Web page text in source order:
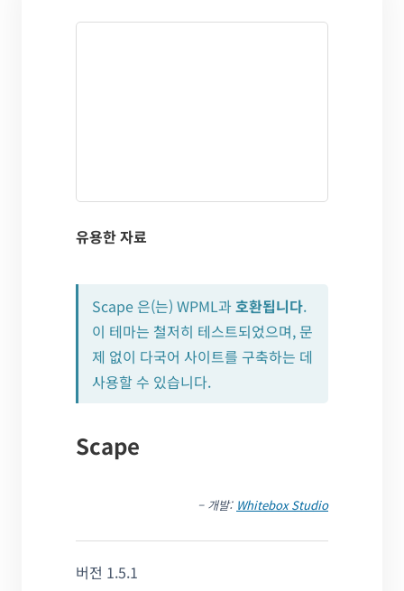
유용한 자료
Scape 은(는) WPML과호환됩니다.
이 테마는 철저히 테스트되었으며, 문
제 없이 다국어 사이트를 구축하는 데
사용할 수 있습니다.
Scape
– 개발: Whitebox Studio
버전 1.5.1